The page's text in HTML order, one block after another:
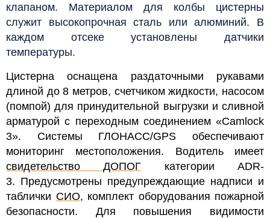
клапаном. Материалом для колбы цистерны
служит высокопрочная сталь или алюминий. В
каждом отсеке установлены датчики
температуры.
Цистерна оснащена раздаточными рукавами
длиной до 8 метров, счетчиком жидкости, насосом
(помпой) для принудительной выгрузки и сливной
арматурой с переходным соединением «Camlock
3». Системы ГЛОНАСС/GPS обеспечивают
мониторинг местоположения. Водитель имеет
свидетельство ДОПОГ категории ADR-
3. Предусмотрены предупреждающие надписи и
таблички СИО, комплект оборудования пожарной
безопасности. Для повышения видимости